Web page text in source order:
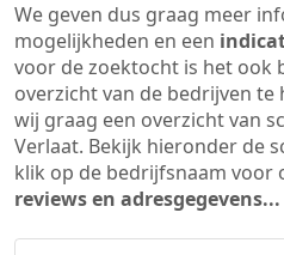
We geven dus graag meer
mogelijkheden en een
voor de zoektocht is het ook
overzicht van de bedrijven
wij graag een overzicht van
Verlaat. Bekijk hieronder de
klik op de bedrijfsnaam voor
reviews en adresgegevens...